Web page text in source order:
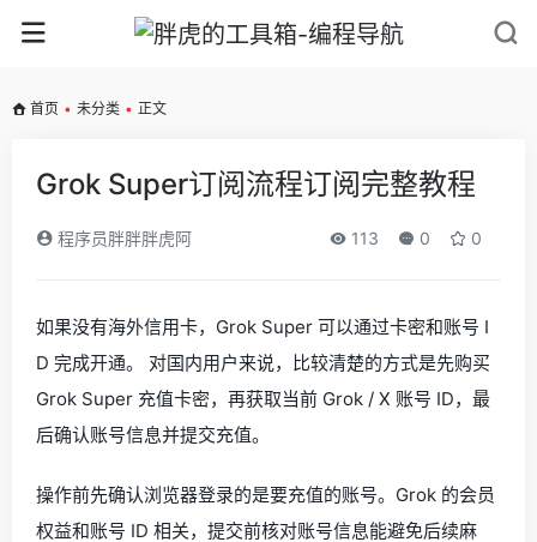
首页 • 未分类 • 正文
Grok Super订阅流程订阅完整教程
程序员胖胖胖虎阿 113 0 0
如果没有海外信用卡，Grok Super 可以通过卡密和账号 I
D 完成开通。 对国内用户来说，比较清楚的方式是先购买
Grok Super 充值卡密，再获取当前 Grok / X 账号 ID，最
后确认账号信息并提交充值。
操作前先确认浏览器登录的是要充值的账号。Grok 的会员
权益和账号 ID 相关，提交前核对账号信息能避免后续麻